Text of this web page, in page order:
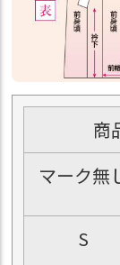
商
マーク無
S